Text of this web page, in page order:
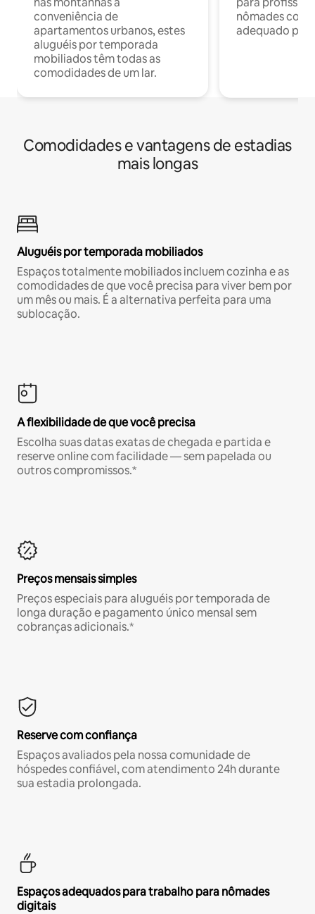
conveniência de
apartamentos urbanos, estes
aluguéis por temporada
mobiliados têm todas as
comodidades de um lar.
nômades com
adequado
Comodidades e vantagens de estadias
mais longas
Aluguéis por temporada mobiliados
Espaços totalmente mobiliados incluem cozinha e as
comodidades de que você precisa para viver bem por
um mês ou mais. É a alternativa perfeita para uma
sublocação.
A flexibilidade de que você precisa
Escolha suas datas exatas de chegada e partida e
reserve online com facilidade — sem papelada ou
outros compromissos.*
Preços mensais simples
Preços especiais para aluguéis por temporada de
longa duração e pagamento único mensal sem
cobranças adicionais.*
Reserve com confiança
Espaços avaliados pela nossa comunidade de
hóspedes confiável, com atendimento 24h durante
sua estadia prolongada.
Espaços adequados para trabalho para nômades
digitais